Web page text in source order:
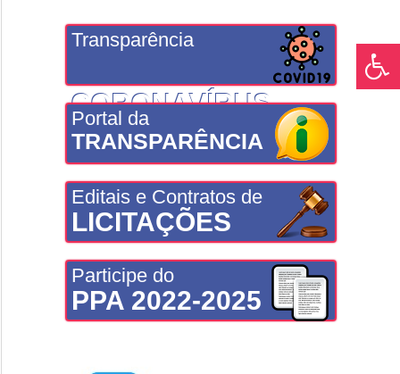
Transparência
CORONAVÍRUS
Portal da
TRANSPARÊNCIA
Editais e Contratos de
LICITAÇÕES
Participe do
PPA 2022-2025